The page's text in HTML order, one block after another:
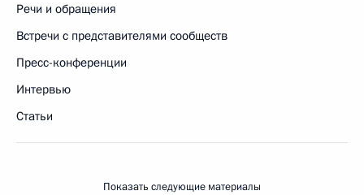
Речи и обращения
Встречи с представителями сообществ
Пресс-конференции
Интервью
Статьи
Показать следующие материалы